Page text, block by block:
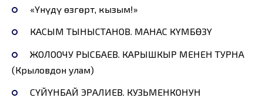
«Үнүңдү өзгөрт, кызым!»
КАСЫМ ТЫНЫСТАНОВ. МАНАС КҮМБӨЗҮ
ЖОЛООЧУ РЫСБАЕВ. КАРЫШКЫР МЕНЕН ТУРНА
(Крыловдон улам)
СҮЙҮНБАЙ ЭРАЛИЕВ. КУЗЬМЕНКОНУН